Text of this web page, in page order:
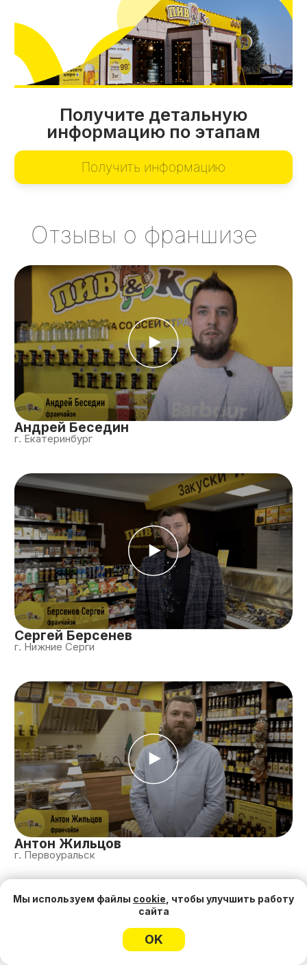
Получить доступ к другим отзывам
Сергей Берсенев
г. Нижние Серги
Антон Жильцов
г. Первоуральск
Иван Сурин
г. Арамиль
Сопровождение франчайзи
Узнать больше о сопровождении
Отдел сопровождения– это команда,
которая будет с вами на протяжении
всего вашего пути. Они будут помогать
вам во всем: от ответов на вопросы и
решения возникающих проблем до
магазина.
Часто задаваемые вопросы
Мы используем файлы cookie , чтобы улучшить работу
сайта
OK